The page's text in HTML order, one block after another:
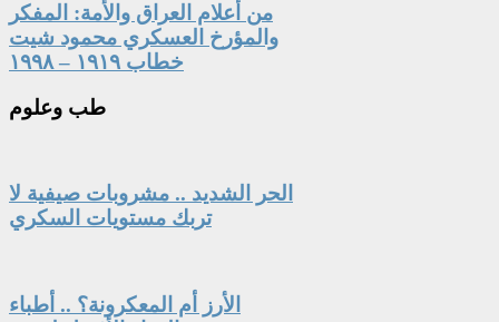
من أعلام العراق والأمة: المفكر
والمؤرخ العسكري محمود شيت
خطاب ١٩١٩ – ١٩٩٨
طب وعلوم
الحر الشديد .. مشروبات صيفية لا
تربك مستويات السكري
الأرز أم المعكرونة؟ .. أطباء